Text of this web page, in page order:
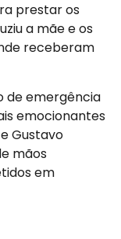
prestar os
a mãe e os
receberam
de emergência
emocionantes
Gustavo
mãos
em